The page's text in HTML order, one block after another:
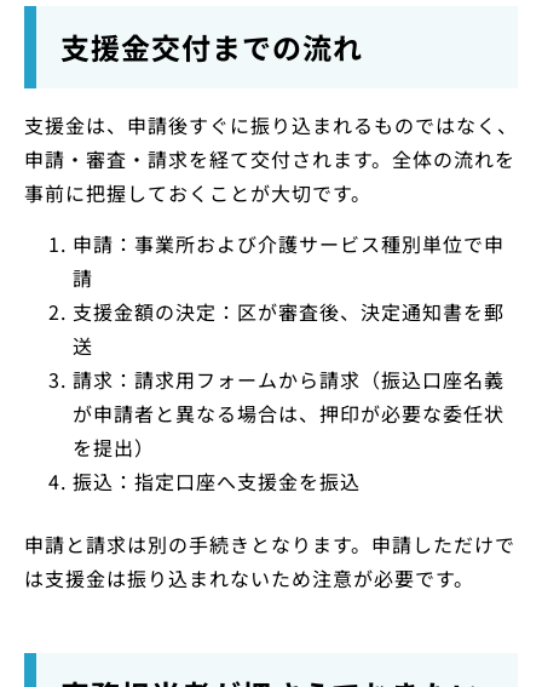
支援金交付までの流れ
支援金は、申請後すぐに振り込まれるものではなく、
申請・審査・請求を経て交付されます。全体の流れを
事前に把握しておくことが大切です。
申請：事業所および介護サービス種別単位で申
請
支援金額の決定：区が審査後、決定通知書を郵
送
請求：請求用フォームから請求（振込口座名義
が申請者と異なる場合は、押印が必要な委任状
を提出）
振込：指定口座へ支援金を振込
申請と請求は別の手続きとなります。申請しただけで
は支援金は振り込まれないため注意が必要です。